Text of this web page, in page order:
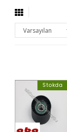
Stokda